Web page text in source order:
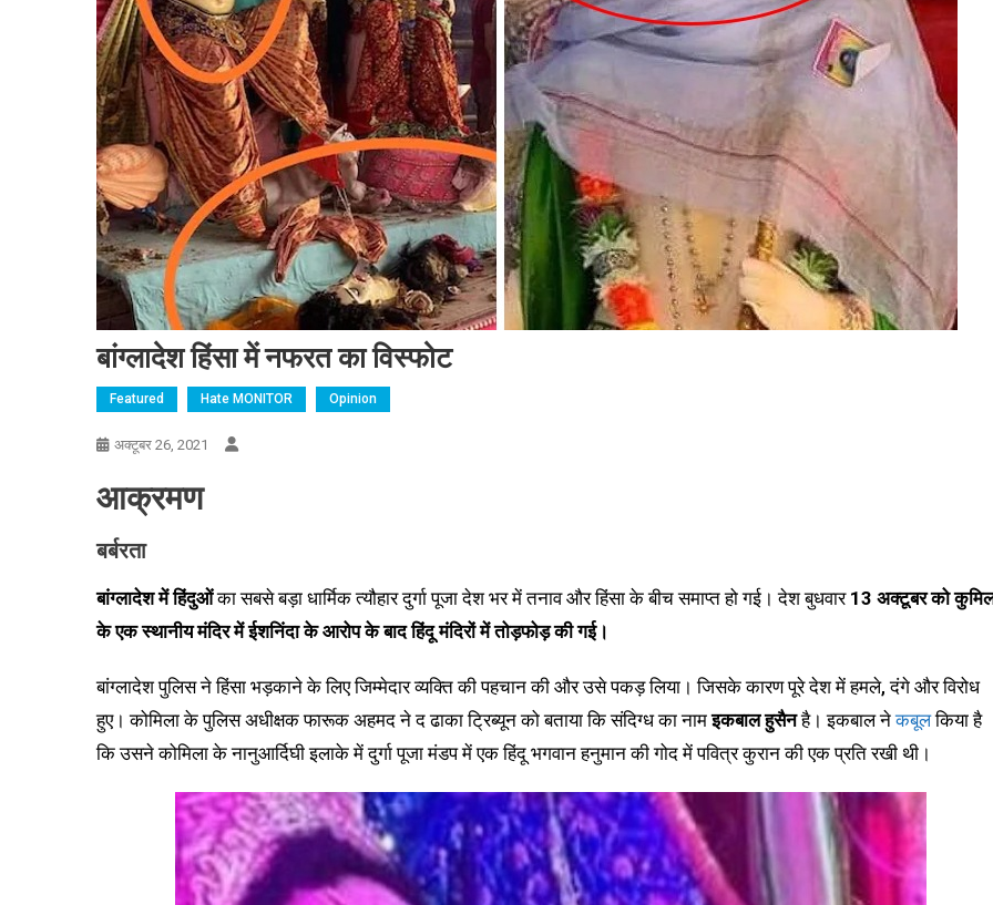
बांग्लादेश हिंसा में नफरत का विस्फोट
Featured Hate MONITOR Opinion
अक्टूबर 26, 2021
आक्रमण
बर्बरता
बांग्लादेश में हिंदुओंका सबसे बड़ा धार्मिक त्यौहार दुर्गा पूजा देश भर में तनाव और हिंसा के बीच समाप्त हो गई। देश बुधवार 13 अक्टूबर को
के एक स्थानीय मंदिर में ईशनिंदा के आरोप के बाद हिंदू मंदिरों में तोड़फोड़ की गई।
बांग्लादेश पुलिस ने हिंसा भड़काने के लिए जिम्मेदार व्यक्ति की पहचान की और उसे पकड़ लिया। जिसके कारण पूरे देश में हमले, दंगे और विरोध
हुए। कोमिला के पुलिस अधीक्षक फारूक अहमद ने द ढाका ट्रिब्यून को बताया कि संदिग्ध का नामइकबाल हुसैनहै। इकबाल नेकबूलकिया है
कि उसने कोमिला के नानुआर्दिघी इलाके में दुर्गा पूजा मंडप में एक हिंदू भगवान हनुमान की गोद में पवित्र कुरान की एक प्रति रखी थी।